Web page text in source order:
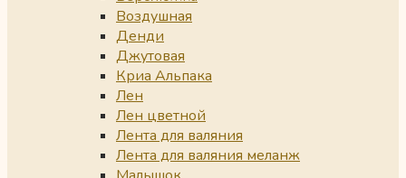
Воздушная
Денди
Джутовая
Криа Альпака
Лен
Лен цветной
Лента для валяния
Лента для валяния меланж